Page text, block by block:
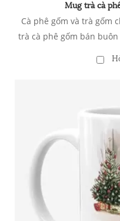
Mug trà cà
Cà phê gốm và trà gốm
trà cà phê gốm bán
không có chì, Vi kính/